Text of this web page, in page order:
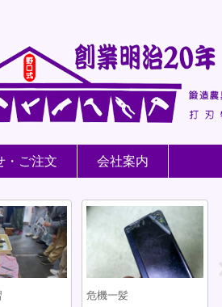
・ご注文 会社案内
刃物の研ぎ方